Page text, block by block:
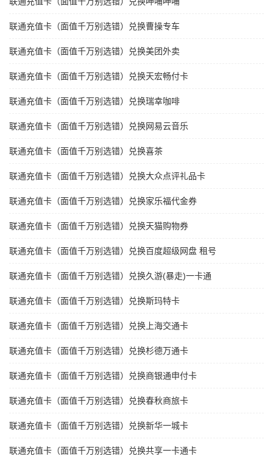
联通充值卡（面值千万别选错）兑换曹操专车
联通充值卡（面值千万别选错）兑换美团外卖
联通充值卡（面值千万别选错）兑换天宏畅付卡
联通充值卡（面值千万别选错）兑换瑞幸咖啡
联通充值卡（面值千万别选错）兑换网易云音乐
联通充值卡（面值千万别选错）兑换喜茶
联通充值卡（面值千万别选错）兑换大众点评礼品卡
联通充值卡（面值千万别选错）兑换家乐福代金券
联通充值卡（面值千万别选错）兑换天猫购物券
联通充值卡（面值千万别选错）兑换百度超级网盘 租号
联通充值卡（面值千万别选错）兑换久游(暴走)一卡通
联通充值卡（面值千万别选错）兑换斯玛特卡
联通充值卡（面值千万别选错）兑换上海交通卡
联通充值卡（面值千万别选错）兑换杉德万通卡
联通充值卡（面值千万别选错）兑换商银通申付卡
联通充值卡（面值千万别选错）兑换春秋商旅卡
联通充值卡（面值千万别选错）兑换新华一城卡
联通充值卡（面值千万别选错）兑换共享一卡通卡